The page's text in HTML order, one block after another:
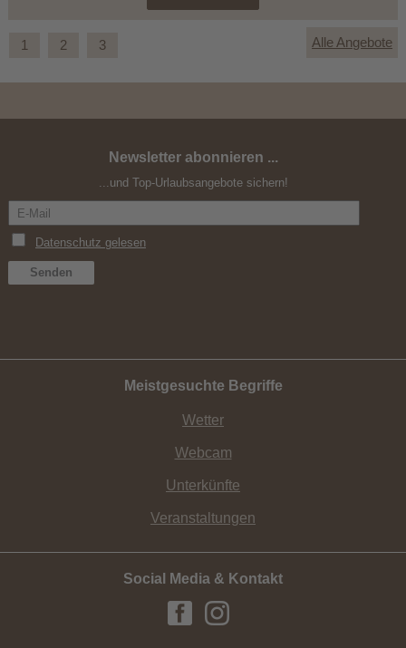
Spätsommer-Wochen 6+1
1 2 3 Alle Angebote
Newsletter abonnieren ...
...und Top-Urlaubsangebote sichern!
Meistgesuchte Begriffe
Wetter
Webcam
Unterkünfte
Veranstaltungen
Social Media & Kontakt